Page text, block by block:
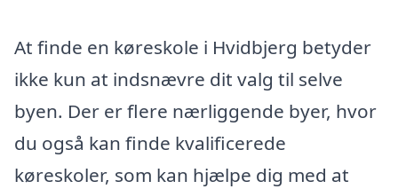
At finde en køreskole i Hvidbjerg betyder
ikke kun at indsnævre dit valg til selve
byen. Der er flere nærliggende byer, hvor
du også kan finde kvalificerede
køreskoler, som kan hjælpe dig med at